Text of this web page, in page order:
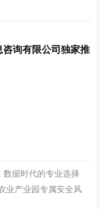
询有限公司独家推
数据时代的专业选择
业产业园专属安全风